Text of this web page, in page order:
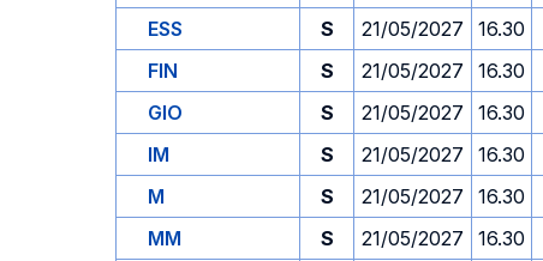
ESS
S 21/05/2027 16.30
FIN
S 21/05/2027 16.30
GIO
S 21/05/2027 16.30
IM
S 21/05/2027 16.30
M
S 21/05/2027 16.30
MM
S 21/05/2027 16.30